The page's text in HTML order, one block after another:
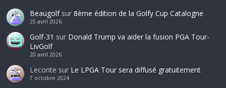
Beaugolfsur 8ème édition de la Golfy Cup Catalogne
25 avril 2026
Golf-31 sur Donald Trump va aider la fusion PGA Tour-
LivGolf
20 avril 2026
Leconte sur Le LPGA Tour sera diffusé gratuitement
7 octobre 2024